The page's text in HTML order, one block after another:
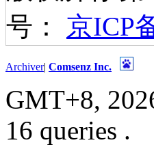
号： 京ICP
Archiver| Comsenz Inc.
GMT+8,
16 queries .